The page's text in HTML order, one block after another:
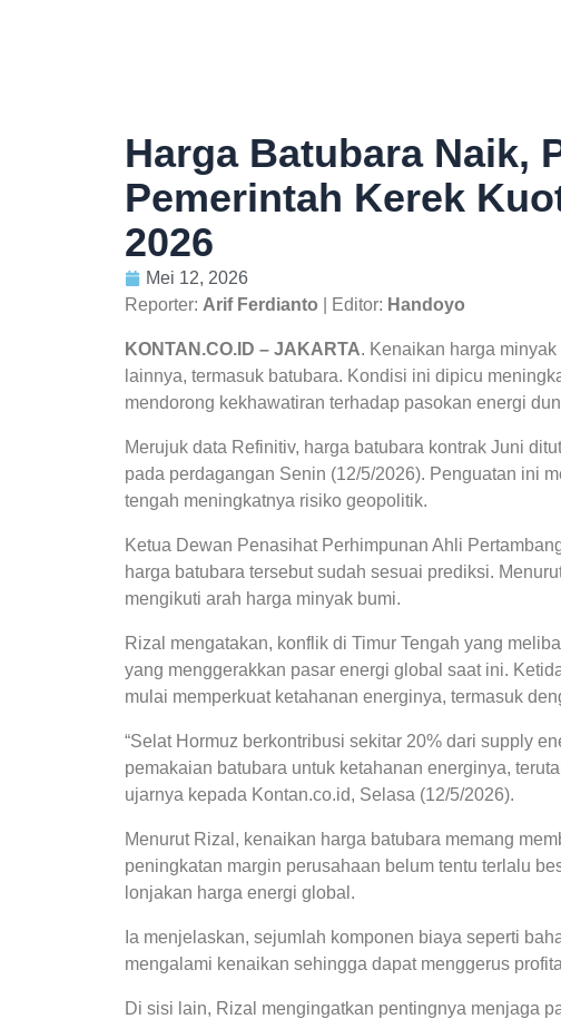
Harga Batubara Naik,
Pemerintah Kerek
2026
Mei 12, 2026
Reporter: Arif Ferdianto | Editor: Handoyo
KONTAN.CO.ID – JAKARTA. Kenaikan harga
lainnya, termasuk batubara. Kondisi ini dipicu
mendorong kekhawatiran terhadap pasokan energi
Merujuk data Refinitiv, harga batubara kontrak Juni
pada perdagangan Senin (12/5/2026). Penguatan ini
tengah meningkatnya risiko geopolitik.
Ketua Dewan Penasihat Perhimpunan Ahli
harga batubara tersebut sudah sesuai prediksi.
mengikuti arah harga minyak bumi.
Rizal mengatakan, konflik di Timur Tengah yang
yang menggerakkan pasar energi global saat ini.
mulai memperkuat ketahanan energinya, termasuk
“Selat Hormuz berkontribusi sekitar 20% dari supply
pemakaian batubara untuk ketahanan energinya,
ujarnya kepada Kontan.co.id, Selasa (12/5/2026).
Menurut Rizal, kenaikan harga batubara memang
peningkatan margin perusahaan belum tentu terlalu
lonjakan harga energi global.
Ia menjelaskan, sejumlah komponen biaya seperti
mengalami kenaikan sehingga dapat menggerus
Di sisi lain, Rizal mengingatkan pentingnya menjaga